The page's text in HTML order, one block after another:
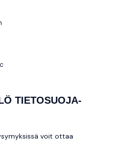
TIETOSUOJA-
voit ottaa